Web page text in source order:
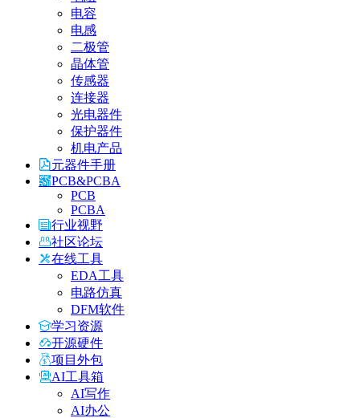
电容
电感
二极管
晶体管
传感器
连接器
光电器件
保护器件
机电产品
元器件手册
PCB&PCBA
PCB
PCBA
行业视野
社区论坛
在线工具
EDA工具
电路仿真
DFM软件
学习资源
开源硬件
项目外包
AI工具箱
AI写作
AI办公